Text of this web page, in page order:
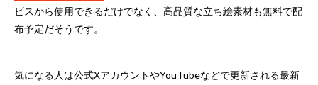
ビスから使用できるだけでなく、高品質な立ち絵素材も無料で配
布予定だそうです。
気になる人は公式XアカウントやYouTubeなどで更新される最新